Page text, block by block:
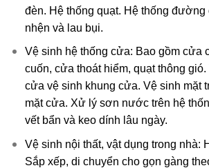
đèn. Hệ thống quạt. Hệ thống đường
nhện và lau bụi.
Vệ sinh hệ thống cửa: Bao gồm cửa
cuốn, cửa thoát hiểm, quạt thông gió.
cửa vệ sinh khung cửa. Vệ sinh mặt
mặt cửa. Xử lý sơn nước trên hệ
vết bẩn và keo dính lâu ngày.
Vệ sinh nội thất, vật dụng trong nhà:
Sắp xếp, di chuyển cho gọn gàng